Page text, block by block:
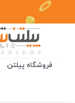
فروشگاه پیلتن